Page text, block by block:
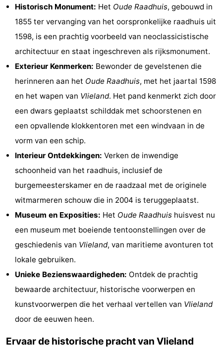
&
doen
Bezienswaardigheden
Musea
Monumenten
Uitkijkpunten
Attracties
Rondvaarten
Speeltuinen
Natuur
Rondleidingen
Sporten
Fietsen
Wandelen
-
Paardrijden
Wadlopen
Dokter
Deen
Eten
Historisch Monument: Het Oude Raadhuis, gebouwd in
1855 ter vervanging van het oorspronkelijke raadhuis uit
1598, is een prachtig voorbeeld van neoclassicistische
architectuur en staat ingeschreven als rijksmonument.
Exterieur Kenmerken: Bewonder de gevelstenen die
herinneren aan het Oude Raadhuis, met het jaartal 1598
en het wapen van Vlieland. Het pand kenmerkt zich door
een dwars geplaatst schilddak met schoorstenen en
een opvallende klokkentoren met een windvaan in de
vorm van een schip.
Interieur Ontdekkingen: Verken de inwendige
schoonheid van het raadhuis, inclusief de
burgemeesterskamer en de raadzaal met de originele
witmarmeren schouw die in 2004 is teruggeplaatst.
Museum en Exposities: Het Oude Raadhuis huisvest nu
een museum met boeiende tentoonstellingen over de
geschiedenis van Vlieland, van maritieme avonturen tot
lokale gebruiken.
Unieke Bezienswaardigheden: Ontdek de prachtig
bewaarde architectuur, historische voorwerpen en
kunstvoorwerpen die het verhaal vertellen van Vlieland
door de eeuwen heen.
Ervaar de historische pracht van Vlieland